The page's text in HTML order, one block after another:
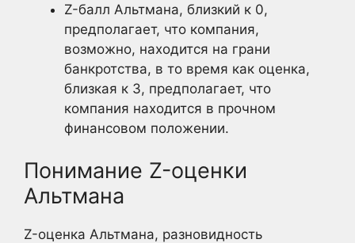
Z-балл Альтмана, близкий к 0,
предполагает, что компания,
возможно, находится на грани
банкротства, в то время как оценка,
близкая к 3, предполагает, что
компания находится в прочном
финансовом положении.
Понимание Z-оценки
Альтмана
Z-оценка Альтмана, разновидность